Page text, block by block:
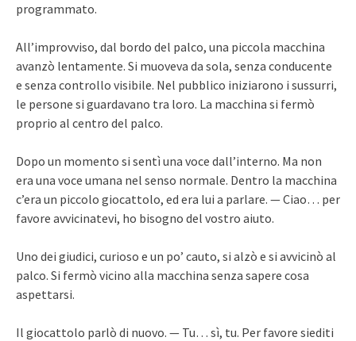
programmato.
All’improvviso, dal bordo del palco, una piccola macchina
avanzò lentamente. Si muoveva da sola, senza conducente
e senza controllo visibile. Nel pubblico iniziarono i sussurri,
le persone si guardavano tra loro. La macchina si fermò
proprio al centro del palco.
Dopo un momento si sentì una voce dall’interno. Ma non
era una voce umana nel senso normale. Dentro la macchina
c’era un piccolo giocattolo, ed era lui a parlare. — Ciao… per
favore avvicinatevi, ho bisogno del vostro aiuto.
Uno dei giudici, curioso e un po’ cauto, si alzò e si avvicinò al
palco. Si fermò vicino alla macchina senza sapere cosa
aspettarsi.
Il giocattolo parlò di nuovo. — Tu… sì, tu. Per favore siediti